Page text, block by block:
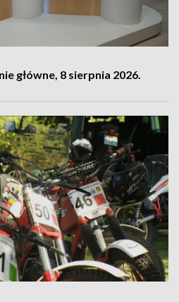
główne, 8 sierpnia 2026.